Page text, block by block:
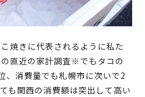
焼きに代表されるように私た
直近の家計調査※でもタコの
、消費量でも札幌市に次いで2
も関西の消費額は突出して高い